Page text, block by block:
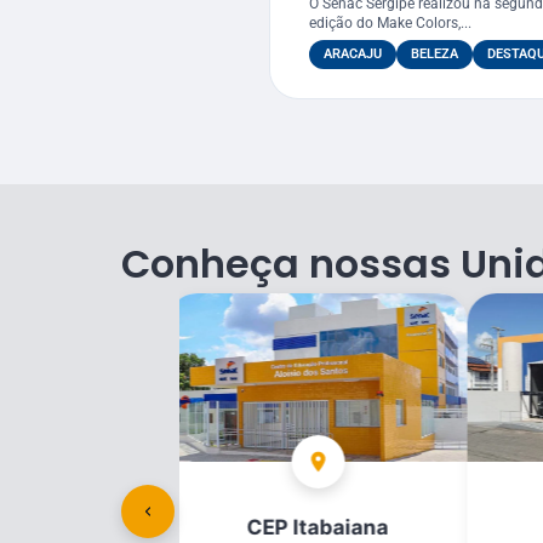
O Senac Sergipe realizou na
edição do Make Colors,...
ARACAJU BELEZA
Conheça nossas
CEP Itabaiana